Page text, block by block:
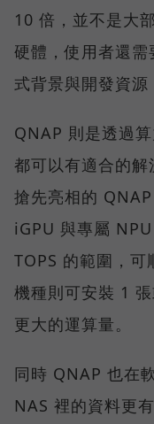
10 倍，並不是大
硬體，使用者還
式背景與開發資源
QNAP 則是透過
都可以有適合的
搶先亮相的
iGPU 與專屬
TOPS 的範圍，
機種則可安裝 1
更大的運算量。
同時 QNAP 也在
NAS 裡的資料更